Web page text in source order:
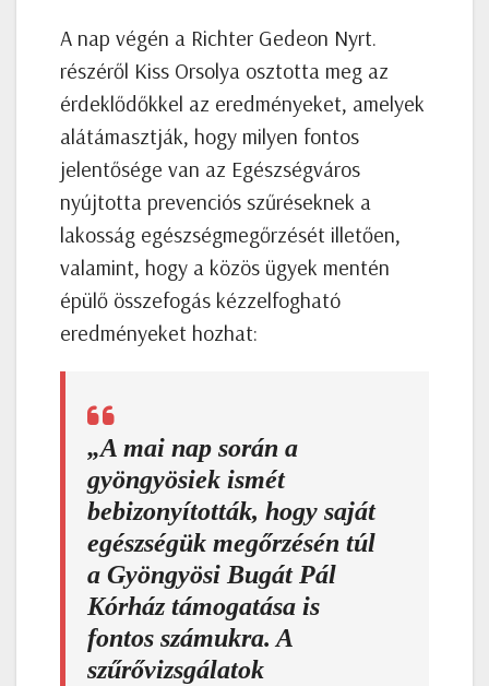
A nap végén a Richter Gedeon Nyrt.
részéről Kiss Orsolya osztotta meg az
érdeklődőkkel az eredményeket, amelyek
alátámasztják, hogy milyen fontos
jelentősége van az Egészségváros
nyújtotta prevenciós szűréseknek a
lakosság egészségmegőrzését illetően,
valamint, hogy a közös ügyek mentén
épülő összefogás kézzelfogható
eredményeket hozhat:
„A mai nap során a
gyöngyösiek ismét
bebizonyították, hogy saját
egészségük megőrzésén túl
a Gyöngyösi Bugát Pál
Kórház támogatása is
fontos számukra. A
szűrővizsgálatok